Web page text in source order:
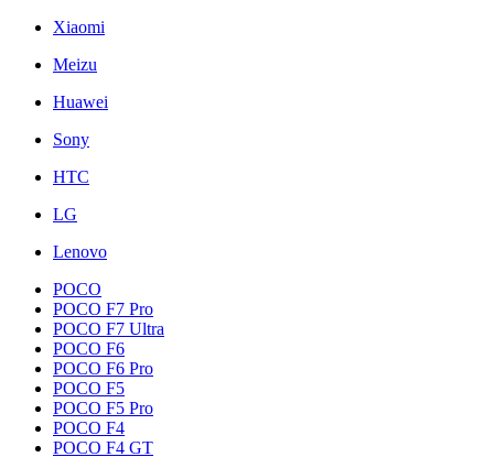
Xiaomi
Meizu
Huawei
Sony
HTC
LG
Lenovo
POCO
POCO F7 Pro
POCO F7 Ultra
POCO F6
POCO F6 Pro
POCO F5
POCO F5 Pro
POCO F4
POCO F4 GT